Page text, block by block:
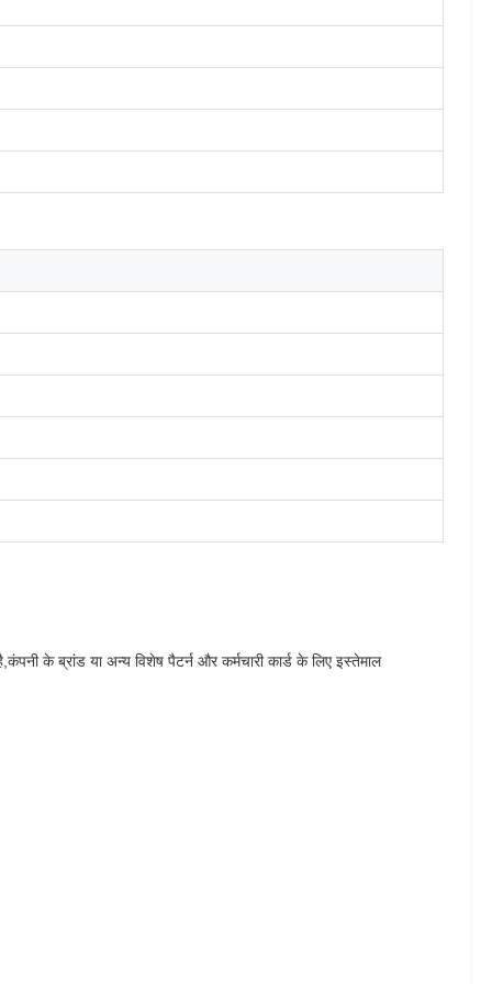
के ब्रांड या अन्य विशेष पैटर्न और कर्मचारी कार्ड के लिए इस्तेमाल